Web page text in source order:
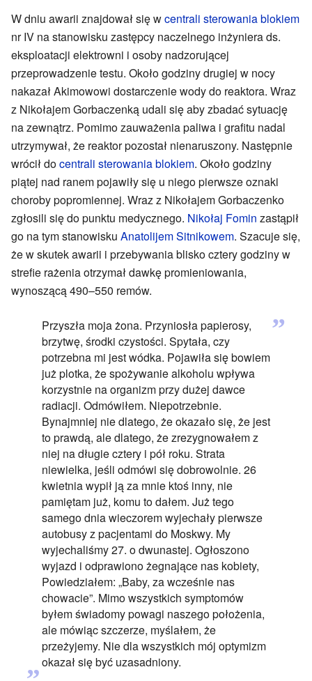
W dniu awarii znajdował się wcentrali sterowania blokiem
nr IV na stanowisku zastępcy naczelnego inżyniera ds.
eksploatacji elektrowni i osoby nadzorującej
przeprowadzenie testu. Około godziny drugiej w nocy
nakazał Akimowowi dostarczenie wody do reaktora. Wraz
z Nikołajem Gorbaczenką udali się aby zbadać sytuację
na zewnątrz. Pomimo zauważenia paliwa i grafitu nadal
utrzymywał, że reaktor pozostał nienaruszony. Następnie
wrócił docentrali sterowania blokiem. Około godziny
piątej nad ranem pojawiły się u niego pierwsze oznaki
choroby popromiennej. Wraz z Nikołajem Gorbaczenko
zgłosili się do punktu medycznego. Nikołaj Fomin zastąpił
go na tym stanowisku Anatolijem Sitnikowem. Szacuje się,
że w skutek awarii i przebywania blisko cztery godziny w
strefie rażenia otrzymał dawkę promieniowania,
wynoszącą 490–550 remów.
„
Przyszła moja żona. Przyniosła papierosy,
brzytwę, środki czystości. Spytała, czy
potrzebna mi jest wódka. Pojawiła się bowiem
już plotka, że spożywanie alkoholu wpływa
korzystnie na organizm przy dużej dawce
radiacji. Odmówiłem. Niepotrzebnie.
Bynajmniej nie dlatego, że okazało się, że jest
to prawdą, ale dlatego, że zrezygnowałem z
niej na długie cztery i pół roku. Strata
niewielka, jeśli odmówi się dobrowolnie. 26
kwietnia wypił ją za mnie ktoś inny, nie
pamiętam już, komu to dałem. Już tego
samego dnia wieczorem wyjechały pierwsze
autobusy z pacjentami do Moskwy. My
wyjechaliśmy 27. o dwunastej. Ogłoszono
wyjazd i odprawiono żegnające nas kobiety,
Powiedziałem: „Baby, za wcześnie nas
chowacie”. Mimo wszystkich symptomów
byłem świadomy powagi naszego położenia,
ale mówiąc szczerze, myślałem, że
przeżyjemy. Nie dla wszystkich mój optymizm
okazał się być uzasadniony.
”